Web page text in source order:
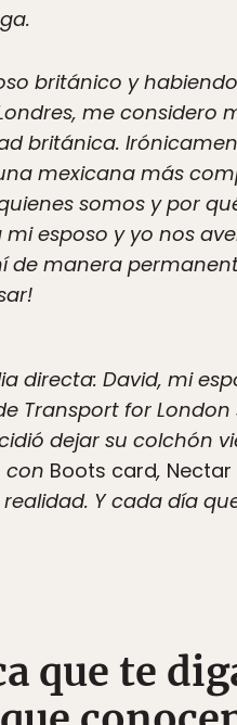
británico y
me considero
británica.
mexicana más
somos y por
esposo y yo nos
de manera
directa: David, mi
Transport for London
dejar su colchón
con Boots card,
Y cada día
que te